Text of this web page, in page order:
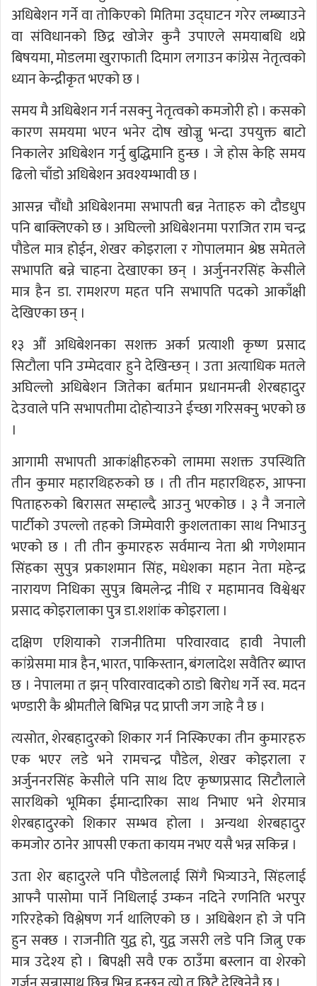
अधिबेशन गर्ने वा तोकिएको मितिमा उद्घाटन गरेर लम्ब्याउने
वा संविधानको छिद्र खोजेर कुनै उपाएले समयाबधि थप्ने
बिषयमा, मोडलमा खुराफाती दिमाग लगाउन कांग्रेस नेतृत्वको
ध्यान केन्द्रीकृत भएको छ ।
समय मै अधिबेशन गर्न नसक्नु नेतृत्वको कमजोरी हो । कसको
कारण समयमा भएन भनेर दोष खोज्नु भन्दा उपयुक्त बाटो
निकालेर अधिबेशन गर्नु बुद्धिमानि हुन्छ । जे होस केहि समय
ढिलो चाँडो अधिबेशन अवश्यम्भावी छ ।
आसन्न चौंधौ अधिबेशनमा सभापती बन्न नेताहरु को दौडधुप
पनि बाक्लिएको छ । अघिल्लो अधिबेशनमा पराजित राम चन्द्र
पौडेल मात्र होईन, शेखर कोइराला र गोपालमान श्रेष्ठ समेतले
सभापति बन्ने चाहना देखाएका छन् । अर्जुननरसिंह केसीले
मात्र हैन डा. रामशरण महत पनि सभापति पदको आकाँक्षी
देखिएका छन् ।
१३ औंं अधिबेशनका सशक्त अर्का प्रत्याशी कृष्ण प्रसाद
सिटौला पनि उम्मेदवार हुने देखिन्छन् । उता अत्याधिक मतले
अघिल्लो अधिबेशन जितेका बर्तमान प्रधानमन्त्री शेरबहादुर
देउवाले पनि सभापतीमा दोहोर्‍याउने ईच्छा गरिसक्नु भएको छ
।
आगामी सभापती आकांक्षीहरुको लाममा सशक्त उपस्थिति
तीन कुमार महारथिहरुको छ । ती तीन महारथिहरु, आफ्ना
पिताहरुको बिरासत सम्हाल्दै आउनु भएकोछ । ३ नै जनाले
पार्टीको उपल्लो तहको जिम्मेवारी कुशलताका साथ निभाउनु
भएको छ । ती तीन कुमारहरु सर्वमान्य नेता श्री गणेशमान
सिंहका सुपुत्र प्रकाशमान सिंह, मधेशका महान नेता महेन्द्र
नारायण निधिका सुपुत्र बिमलेन्द्र नीधि र महामानव विश्वेश्वर
प्रसाद कोइरालाका पुत्र डा.शशांक कोइराला ।
दक्षिण एशियाको राजनीतिमा परिवारवाद हावी नेपाली
कांग्रेसमा मात्र हैन, भारत, पाकिस्तान, बंगलादेश सवैतिर ब्याप्त
छ । नेपालमा त झन् परिवारवादको ठाडो बिरोध गर्ने स्व. मदन
भण्डारी कै श्रीमतीले बिभिन्न पद प्राप्ती जग जाहे नै छ ।
त्यसोत, शेरबहादुरको शिकार गर्न निस्किएका तीन कुमारहरु
एक भएर लडे भने रामचन्द्र पौडेल, शेखर कोइराला र
अर्जुननरसिंह केसीले पनि साथ दिए कृष्णप्रसाद सिटौलाले
सारथिको भूमिका ईमान्दारिका साथ निभाए भने शेरमात्र
शेरबहादुरको शिकार सम्भव होला । अन्यथा शेरबहादुर
कमजोर ठानेर आपसी एकता कायम नभए यसै भन्न सकिन्न ।
उता शेर बहादुरले पनि पौडेललाई सिंगै भित्र्याउने, सिंहलाई
आफ्नै पासोमा पार्ने निधिलाई उम्कन नदिने रणनिति भरपुर
गरिरहेको विश्लेषण गर्न थालिएको छ । अधिबेशन हो जे पनि
हुन सक्छ । राजनीति युद्व हो, युद्व जसरी लडे पनि जित्नु एक
मात्र उदेश्य हो । बिपक्षी सवै एक ठाउँमा बस्लान वा शेरको